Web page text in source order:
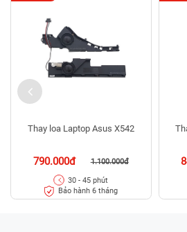
Thay loa Laptop Asus X542
790.000đ 1.100.000đ
30 - 45 phút
Bảo hành 6 tháng